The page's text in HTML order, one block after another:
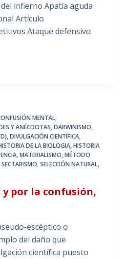
infierno Apatía aguda
Artículo
Ataque defensivo
MENTAL,
Y ANÉCDOTAS,DARWINISMO,
,DIVULGACIÓN CIENTÍFICA,
DE LA BIOLOGIA,HISTORIA
,MATERIALISMO,MÉTODO
SECTARISMO,SELECCIÓN NATURAL,
por la confusión,
escéptico o
del daño que
científica puesto